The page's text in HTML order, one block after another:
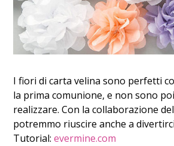
I fiori di carta velina sono perfetti
la prima comunione, e non sono
realizzare. Con la collaborazione
potremmo riuscire anche a
Tutorial:evermine.com